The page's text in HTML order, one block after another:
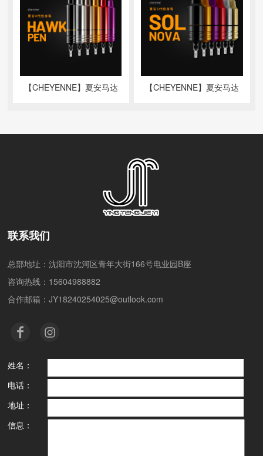
【CHEYENNE】夏安马达
【CHEYENNE】夏安马达
联系我们
总部地址：沈阳市沈河区青年大街166号电业园B座
咨询热线：15604988882
合作邮箱：JY18240254025@outlook.com
姓名：
电话：
地址：
信息：